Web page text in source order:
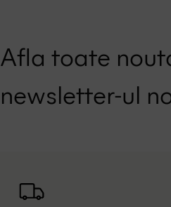
Afla toate
newsletter-ul